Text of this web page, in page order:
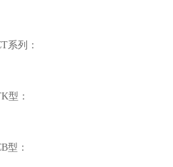
系列：
型：
型：